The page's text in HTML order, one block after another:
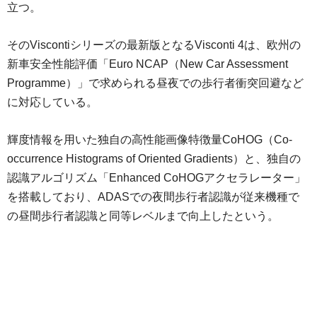
立つ。
そのViscontiシリーズの最新版となるVisconti 4は、欧州の
新車安全性能評価「Euro NCAP（New Car Assessment
Programme）」で求められる昼夜での歩行者衝突回避など
に対応している。
輝度情報を用いた独自の高性能画像特徴量CoHOG（Co-
occurrence Histograms of Oriented Gradients）と、独自の
認識アルゴリズム「Enhanced CoHOGアクセラレーター」
を搭載しており、ADASでの夜間歩行者認識が従来機種で
の昼間歩行者認識と同等レベルまで向上したという。